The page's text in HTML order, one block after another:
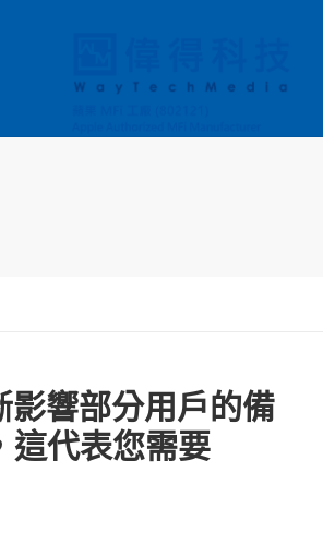
影響部分用戶的備
這代表您需要